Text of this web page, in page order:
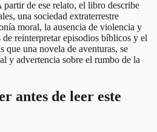
de ese relato, el libro describe
una sociedad extraterrestre
moral, la ausencia de violencia y
reinterpretar episodios bíblicos y el
que una novela de aventuras, se
y advertencia sobre el rumbo de la
antes de leer este